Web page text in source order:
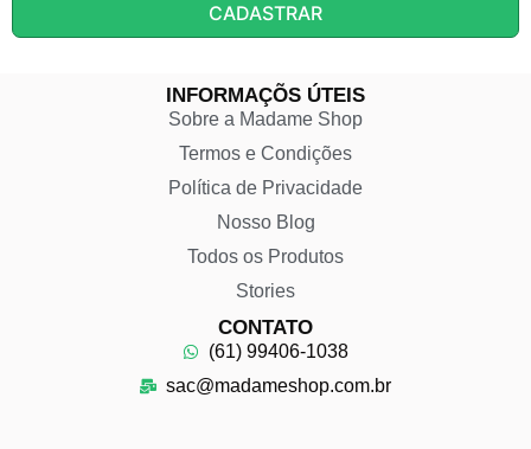
CADASTRAR
INFORMAÇÕS ÚTEIS
Sobre a Madame Shop
Termos e Condições
Política de Privacidade
Nosso Blog
Todos os Produtos
Stories
CONTATO
(61) 99406-1038
sac@madameshop.com.br